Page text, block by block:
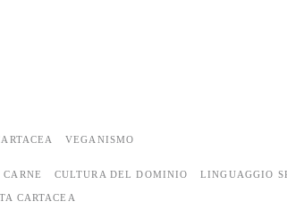
VEGANISMO
CARNE CULTURA DEL DOMINIO LINGUAGGIO
CARTACEA